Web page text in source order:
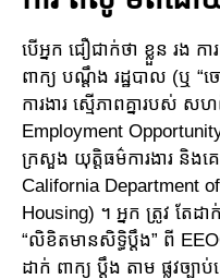
បើអ្នក ជឿជាក់ថា ខ្លួន រង កា
ពាក្យ បណ្តឹង រដ្ឋបាល (ឬ “
ការងារ ស្មើភាពគ្នារបស់ ស
Employment
ក្រសួង យុត្តិធម៌ការងារ និងគ
California Department
Housing) ។ អ្នក ត្រូវ តែ
“លិខិតមានសិទ្ធិប្តឹង” ពី
ដាក់ ពាក្យ ប្តឹង តាម ផ្លូវច្ប